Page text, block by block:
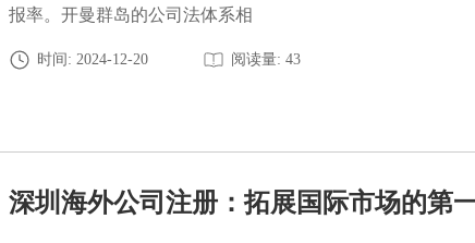
报率。开曼群岛的公司法体系相
时间: 2024-12-20 阅读量: 43
深圳海外公司注册：拓展国际市场的第